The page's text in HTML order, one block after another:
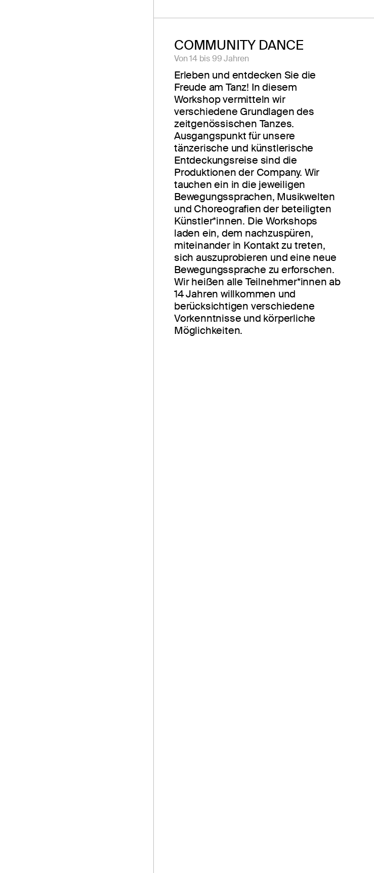
COMMUNITY DANCE
Von 14 bis 99 Jahren
Erleben und entdecken Sie die
Freude am Tanz! In diesem
Workshop vermitteln wir
verschiedene Grundlagen des
zeitgenössischen Tanzes.
Ausgangspunkt für unsere
tänzerische und künstlerische
Entdeckungsreise sind die
Produktionen der Company. Wir
tauchen ein in die jeweiligen
Bewegungssprachen, Musikwelten
und Choreografien der beteiligten
Künstler*innen. Die Workshops
laden ein, dem nachzuspüren,
miteinander in Kontakt zu treten,
sich auszuprobieren und eine neue
Bewegungssprache zu erforschen.
Wir heißen alle Teilnehmer*innen ab
14 Jahren willkommen und
berücksichtigen verschiedene
Vorkenntnisse und körperliche
Möglichkeiten.